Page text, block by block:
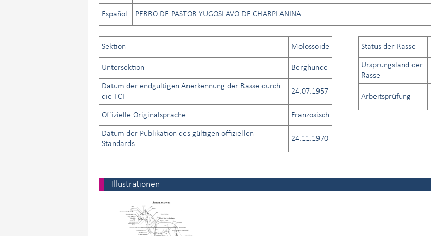
Español PERRO DE PASTOR YUGOSLAVO DE CHARPLANINA
Sektion Molossoide
Untersektion Berghunde
Datum der endgültigen Anerkennung der Rasse durch
die FCI
24.07.1957
Offizielle Originalsprache Französisch
Datum der Publikation des gültigen offiziellen
Standards
24.11.1970
Status der Rasse
Ursprungsland der
Rasse
Arbeitsprüfung
Illustrationen